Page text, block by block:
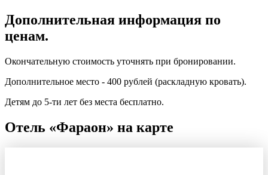
Дополнительная информация по
ценам.
Окончательную стоимость уточнять при бронировании.
Дополнительное место - 400 рублей (раскладную кровать).
Детям до 5-ти лет без места бесплатно.
Отель «Фараон» на карте